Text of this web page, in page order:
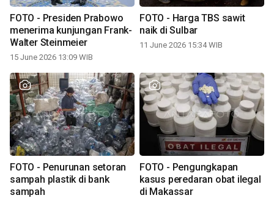
FOTO - Presiden Prabowo
menerima kunjungan Frank-
Walter Steinmeier
15 June 2026 13:09 WIB
FOTO - Harga TBS sawit
naik di Sulbar
11 June 2026 15:34 WIB
FOTO - Penurunan setoran
sampah plastik di bank
sampah
FOTO - Pengungkapan
kasus peredaran obat ilegal
di Makassar